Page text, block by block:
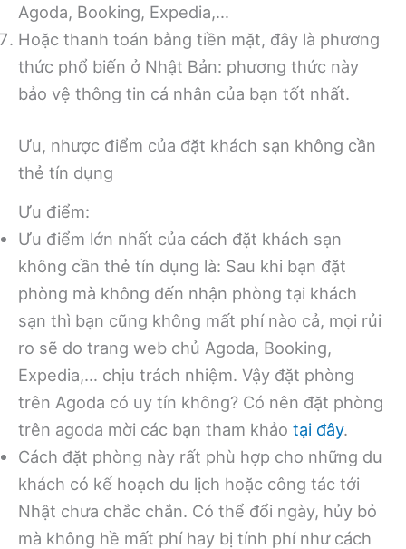
Agoda, Booking, Expedia,…
Hoặc thanh toán bằng tiền mặt, đây là phương
thức phổ biến ở Nhật Bản: phương thức này
bảo vệ thông tin cá nhân của bạn tốt nhất.
Ưu, nhược điểm của đặt khách sạn không cần
thẻ tín dụng
Ưu điểm:
Ưu điểm lớn nhất của cách đặt khách sạn
không cần thẻ tín dụng là: Sau khi bạn đặt
phòng mà không đến nhận phòng tại khách
sạn thì bạn cũng không mất phí nào cả, mọi rủi
ro sẽ do trang web chủ Agoda, Booking,
Expedia,… chịu trách nhiệm. Vậy đặt phòng
trên Agoda có uy tín không? Có nên đặt phòng
trên agoda mời các bạn tham khảo tại đây.
Cách đặt phòng này rất phù hợp cho những du
khách có kế hoạch du lịch hoặc công tác tới
Nhật chưa chắc chắn. Có thể đổi ngày, hủy bỏ
mà không hề mất phí hay bị tính phí như cách